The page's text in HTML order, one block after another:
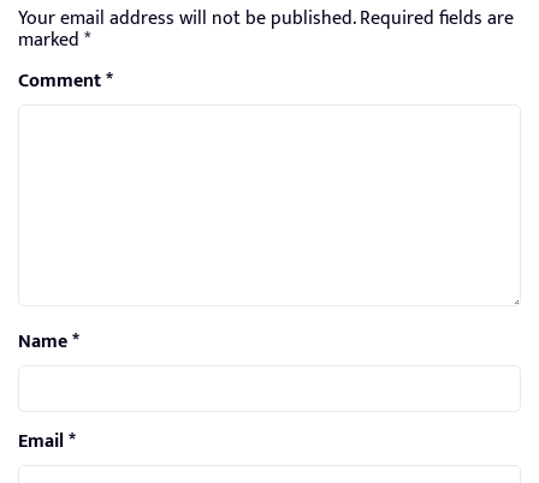
Your email address will not be published.Required fields are
marked*
Comment*
Name*
Email*